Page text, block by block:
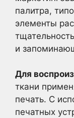
палитра,
элементы
и
Для
ткани
печать. С
печатных